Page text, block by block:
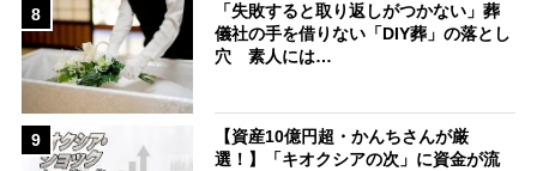
8
「失敗すると取り返しがつかない」葬
儀社の手を借りない「DIY葬」の落とし
穴 素人には…
9
【資産10億円超・かんちさんが厳
選！】「キオクシアの次」に資金が流